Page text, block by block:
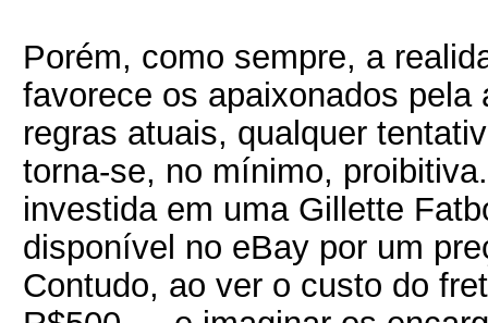
Porém, como sempre, a
favorece os apaixonados
regras atuais, qualquer
torna-se, no mínimo,
investida em uma Gillette
disponível no eBay por um
Contudo, ao ver o custo do